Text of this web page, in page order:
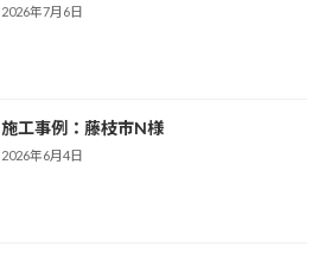
2026年7月6日
施工事例：藤枝市N様
2026年6月4日